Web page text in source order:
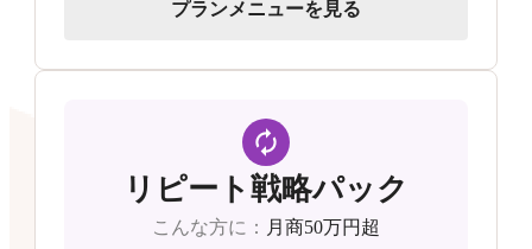
プランメニューを見る
リピート戦略パック
こんな方に ： 月商50万円超